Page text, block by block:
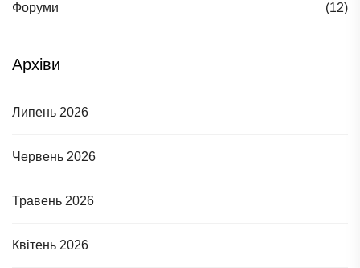
Форуми (12)
Архіви
Липень 2026
Червень 2026
Травень 2026
Квітень 2026